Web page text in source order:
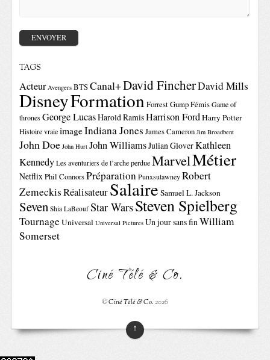
TAGS
Acteur Avengers BTSCanal+David FincherDavid Mills
DisneyFormationForrest GumpFémis Game of
thrones George LucasHarold RamisHarrison FordHarry Potter
Histoire vraie imageIndiana Jones James Cameron Jim Broadbent
John Doe John Hurt John WilliamsJulian GloverKathleen
Kennedy Les aventuriers de l’arche perdue MarvelMétier
NetflixPhil ConnorsPréparation Punxsutawney Robert
ZemeckisRéalisateurSalaire Samuel L. Jackson
Seven Shia LaBeouf Star WarsSteven Spielberg
TournageUniversal Universal Pictures Un jour sans finWilliam
Somerset
Ciné Télé & Co.
©Ciné Télé & Co.2026
↑